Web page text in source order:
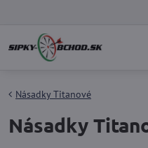
Násadky Titanové
Násadky